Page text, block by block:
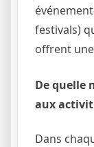
festivals)
offrent
De quelle
aux
Dans